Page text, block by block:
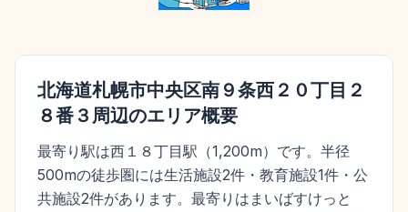
北海道札幌市中央区南９条西２０丁目２
８番３ 周辺のエリア概要
最寄り駅は西１８丁目駅（1,200m）です。半径
500mの徒歩圏には生活施設2件・教育施設1件・公
共施設2件があります。最寄りはまいばすけっと